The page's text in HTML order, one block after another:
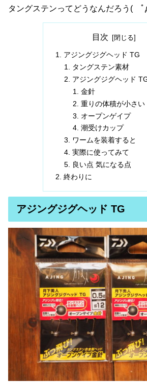
タングステンってどうなんだろう( ﾟ
目次
アジングジグヘッド TG
タングステン素材
アジングジグヘッド
金針
重りの体積が小さい
オープンゲイプ
潮受けカップ
ワームを装着すると
実際に使ってみて
良い点 気になる点
終わりに
アジングジグヘッド TG